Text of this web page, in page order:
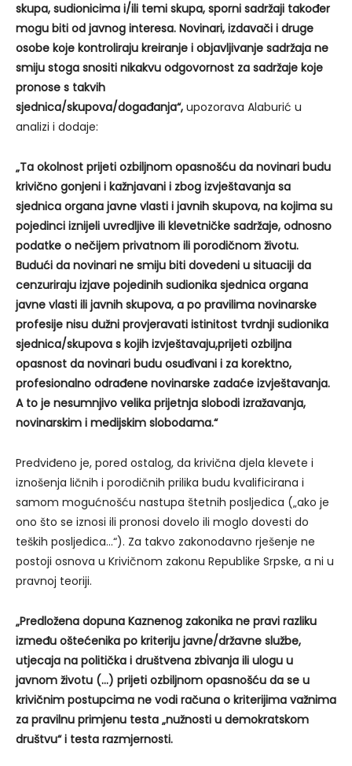
skupa, sudionicima i/ili temi skupa, sporni sadržaji također
mogu biti od javnog interesa. Novinari, izdavači i druge
osobe koje kontroliraju kreiranje i objavljivanje sadržaja ne
smiju stoga snositi nikakvu odgovornost za sadržaje koje
pronose s takvih
sjednica/skupova/događanja“, upozorava Alaburić u
analizi i dodaje:
„Ta okolnost prijeti ozbiljnom opasnošću da novinari budu
krivično gonjeni i kažnjavani i zbog izvještavanja sa
sjednica organa javne vlasti i javnih skupova, na kojima su
pojedinci iznijeli uvredljive ili klevetničke sadržaje, odnosno
podatke o nečijem privatnom ili porodičnom životu.
Budući da novinari ne smiju biti dovedeni u situaciji da
cenzuriraju izjave pojedinih sudionika sjednica organa
javne vlasti ili javnih skupova, a po pravilima novinarske
profesije nisu dužni provjeravati istinitost tvrdnji sudionika
sjednica/skupova s kojih izvještavaju,prijeti ozbiljna
opasnost da novinari budu osuđivani i za korektno,
profesionalno odrađene novinarske zadaće izvještavanja.
A to je nesumnjivo velika prijetnja slobodi izražavanja,
novinarskim i medijskim slobodama.“
Predviđeno je, pored ostalog, da krivična djela klevete i
iznošenja ličnih i porodičnih prilika budu kvalificirana i
samom mogućnošću nastupa štetnih posljedica („ako je
ono što se iznosi ili pronosi dovelo ili moglo dovesti do
teških posljedica…“). Za takvo zakonodavno rješenje ne
postoji osnova u Krivičnom zakonu Republike Srpske, a ni u
pravnoj teoriji.
„Predložena dopuna Kaznenog zakonika ne pravi razliku
između oštećenika po kriteriju javne/državne službe,
utjecaja na politička i društvena zbivanja ili ulogu u
javnom životu (…) prijeti ozbiljnom opasnošću da se u
krivičnim postupcima ne vodi računa o kriterijima važnima
za pravilnu primjenu testa „nužnosti u demokratskom
društvu“ i testa razmjernosti.